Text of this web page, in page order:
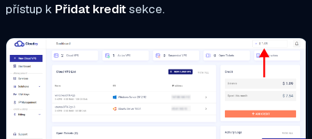
přístup k Přidat kreditsekce.